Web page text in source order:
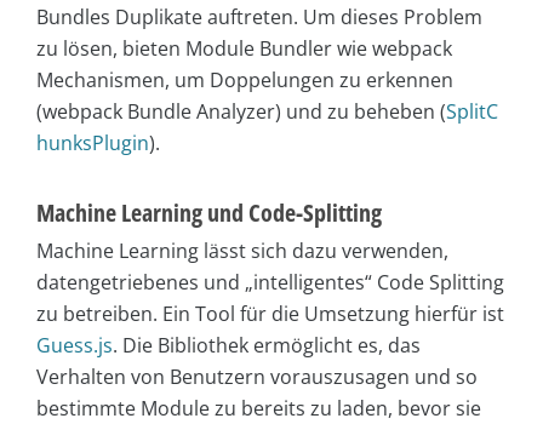
Bundles Duplikate auftreten. Um dieses Problem
zu lösen, bieten Module Bundler wie webpack
Mechanismen, um Doppelungen zu erkennen
(webpack Bundle Analyzer) und zu beheben (SplitC
hunksPlugin).
Machine Learning und Code-Splitting
Machine Learning lässt sich dazu verwenden,
datengetriebenes und „intelligentes“ Code Splitting
zu betreiben. Ein Tool für die Umsetzung hierfür ist
Guess.js. Die Bibliothek ermöglicht es, das
Verhalten von Benutzern vorauszusagen und so
bestimmte Module zu bereits zu laden, bevor sie